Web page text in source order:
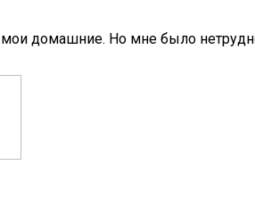
домашние. Но мне было